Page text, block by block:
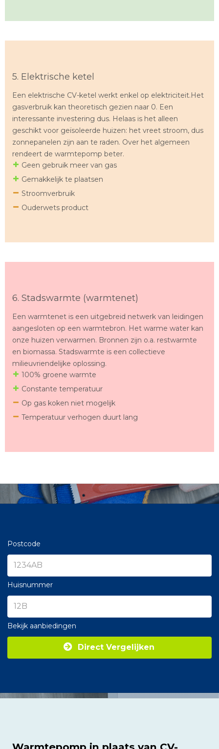
5. Elektrische ketel
Een elektrische CV-ketel werkt enkel op elektriciteit.Het
gasverbruik kan theoretisch gezien naar 0. Een
interessante investering dus. Helaas is het alleen
geschikt voor geïsoleerde huizen: het vreet stroom, dus
zonnepanelen zijn aan te raden. Over het algemeen
rendeert de warmtepomp beter.
Geen gebruik meer van gas
Gemakkelijk te plaatsen
Stroomverbruik
Ouderwets product
6. Stadswarmte (warmtenet)
Een warmtenet is een uitgebreid netwerk van leidingen
aangesloten op een warmtebron. Het warme water kan
onze huizen verwarmen. Bronnen zijn o.a. restwarmte
en biomassa. Stadswarmte is een collectieve
milieuvriendelijke oplossing.
100% groene warmte
Constante temperatuur
Op gas koken niet mogelijk
Temperatuur verhogen duurt lang
Postcode
Huisnummer
Bekijk aanbiedingen
Direct Vergelijken